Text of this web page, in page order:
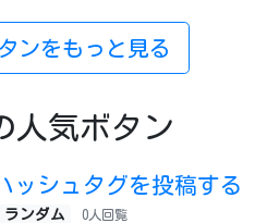
ンをもっと見る
人気ボタン
ッシュタグを投稿する
ランダム 0人回覧